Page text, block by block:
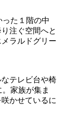
た１階の中
注ぐ空間へと
ラルドグリー
テレビ台や椅
家族が集ま
かせているに